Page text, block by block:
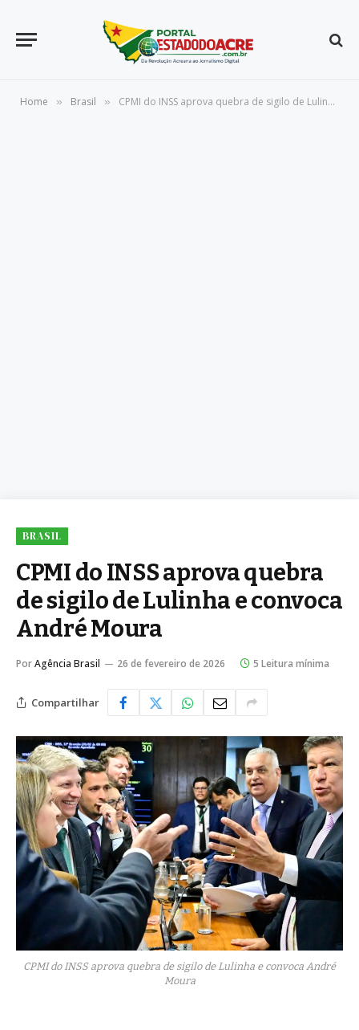
Home » Brasil » CPMI do INSS aprova quebra de sigilo de Lulinha e convoca André Moura
BRASIL
CPMI do INSS aprova quebra
de sigilo de Lulinha e convoca
André Moura
PorAgência Brasil 26 de fevereiro de 2026 5 Leitura mínima
Compartilhar
CPMI do INSS aprova quebra de sigilo de Lulinha e convoca André
Moura